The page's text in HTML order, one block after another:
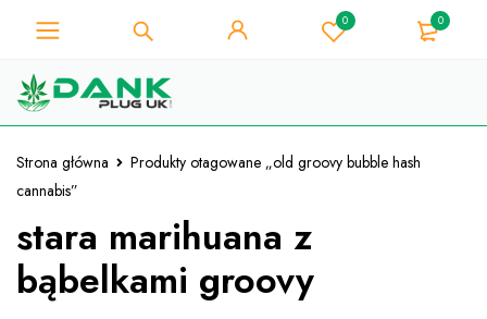
0 0
Strona główna
Produkty otagowane „old groovy bubble hash
cannabis”
stara marihuana z
bąbelkami groovy
Dla miłośnika chwastów - Uzyskaj
natychmiastowy rabat 10% przy
"WELCOME10"